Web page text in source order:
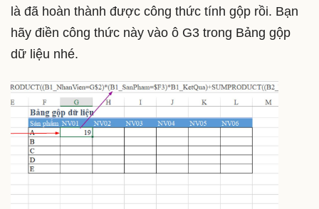
là đã hoàn thành được công thức tính gộp rồi. Bạn
hãy điền công thức này vào ô G3 trong Bảng gộp
dữ liệu nhé.